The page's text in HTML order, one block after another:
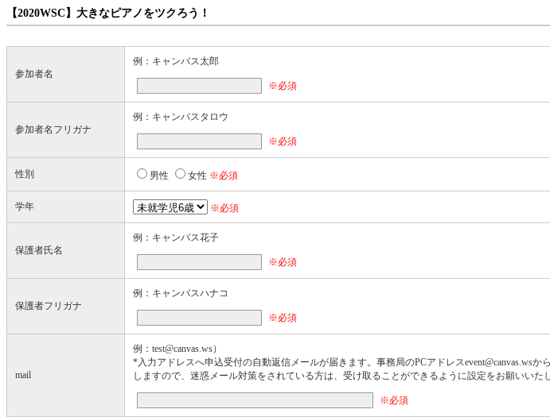
【2020WSC】大きなピアノをツクろう！
参加者名
例：キャンバス太郎
※必須
参加者名フリガナ
例：キャンバスタロウ
※必須
性別 男性 女性 ※必須
学年 ※必須
保護者氏名
例：キャンバス花子
※必須
保護者フリガナ
例：キャンバスハナコ
※必須
mail
例：test@canvas.ws）
*入力アドレスへ申込受付の自動返信メールが届きます。事務局のPCアドレスevent@canvas.wsか
しますので、迷惑メール対策をされている方は、受け取ることができるように設定をお願いいた
※必須